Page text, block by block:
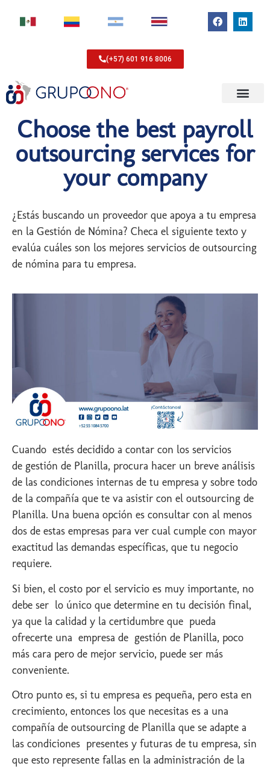
(+57) 601 916 8006
Choose the best payroll
outsourcing services for
your company
¿Estás buscando un proveedor que apoya a tu empresa
en la Gestión de Nómina? Checa el siguiente texto y
evalúa cuáles son los mejores servicios de outsourcing
de nómina para tu empresa.
Cuando estés decidido a contar con los servicios
de gestión de Planilla, procura hacer un breve análisis
de las condiciones internas de tu empresa y sobre todo
de la compañía que te va asistir con el outsourcing de
Planilla. Una buena opción es consultar con al menos
dos de estas empresas para ver cual cumple con mayor
exactitud las demandas específicas, que tu negocio
requiere.
Si bien, el costo por el servicio es muy importante, no
debe ser lo único que determine en tu decisión final,
ya que la calidad y la certidumbre que pueda
ofrecerte una empresa de gestión de Planilla, poco
más cara pero de mejor servicio, puede ser más
conveniente.
Otro punto es, si tu empresa es pequeña, pero esta en
crecimiento, entonces los que necesitas es a una
compañía de outsourcing de Planilla que se adapte a
las condiciones presentes y futuras de tu empresa, sin
que esto represente fallas en la administración de la